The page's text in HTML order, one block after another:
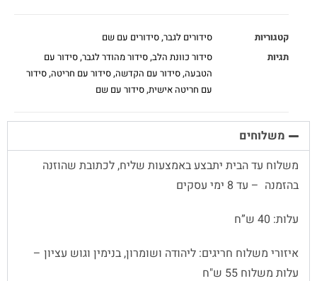
קטגוריות סידורים לגבר,סידורים עם שם
תגיות
סידור כוונת הלב,סידור מהודר לגבר,סידור עם
הטבעה,סידור עם הקדשה,סידור עם חריטה,סידור
עם חריטה אישית,סידור עם שם
משלוחים
משלוח עד הבית יתבצע באמצעות שליח, לכתובת שהוזנה
בהזמנה – עד 8 ימי עסקים
עלות: 40 ש”ח
איזורי משלוח חריגים: ליהודה ושומרון, בנימין וגוש עציון –
עלות משלוח 55 ש"ח